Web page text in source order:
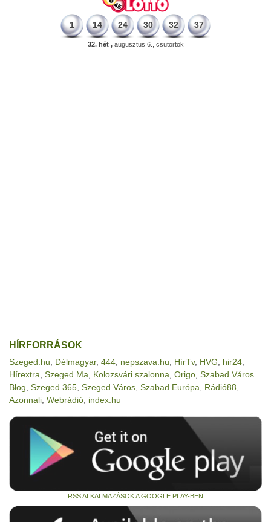
1 14 24 30 32 37
32. hét ,augusztus 6., csütörtök
HÍRFORRÁSOK
Szeged.hu Délmagyar, 444 nepszava.hu HírTv, HVG hir24
Hírextra Szeged Ma Kolozsvári szalonna Origo Szabad Város
Blog Szeged 365 Szeged Város Szabad Európa Rádió88
Azonnali Webrádió index.hu
RSS ALKALMAZÁSOK A GOOGLE PLAY-BEN